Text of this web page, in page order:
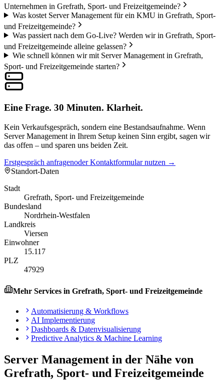
Unternehmen in Grefrath, Sport- und Freizeitgemeinde?
Was kostet Server Management für ein KMU in Grefrath, Sport-
und Freizeitgemeinde?
Was passiert nach dem Go-Live? Werden wir in Grefrath, Sport-
und Freizeitgemeinde alleine gelassen?
Wie schnell können wir mit Server Management in Grefrath,
Sport- und Freizeitgemeinde starten?
Eine Frage. 30 Minuten. Klarheit.
Kein Verkaufsgespräch, sondern eine Bestandsaufnahme. Wenn
Server Management in Ihrem Setup keinen Sinn ergibt, sagen wir
das offen – und sparen uns beiden Zeit.
Erstgespräch anfragenoder Kontaktformular nutzen →
Standort-Daten
Stadt
Grefrath, Sport- und Freizeitgemeinde
Bundesland
Nordrhein-Westfalen
Landkreis
Viersen
Einwohner
15.117
PLZ
47929
Mehr Services in Grefrath, Sport- und Freizeitgemeinde
Automatisierung & Workflows
AI Implementierung
Dashboards & Datenvisualisierung
Predictive Analytics & Machine Learning
Server Management in der Nähe von
Grefrath, Sport- und Freizeitgemeinde